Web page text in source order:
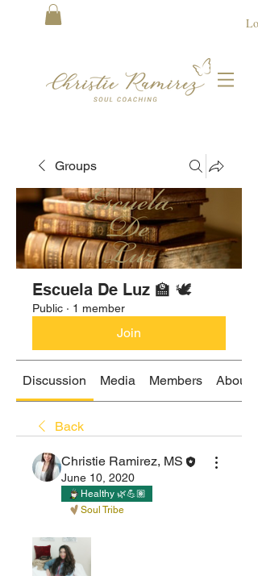
Groups
Escuela De Luz 🏫 🕊
Public · 1 member
Join
Discussion Media Members About
Back
Christie Ramirez, MS
June 10, 2020
Healthy 🌿💪🏽
Soul Tribe